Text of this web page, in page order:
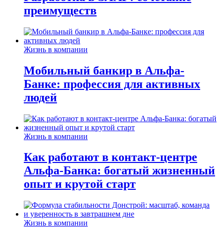
преимуществ
Жизнь в компании
Мобильный банкир в Альфа-
Банке: профессия для активных
людей
Жизнь в компании
Как работают в контакт-центре
Альфа-Банка: богатый жизненный
опыт и крутой старт
Жизнь в компании